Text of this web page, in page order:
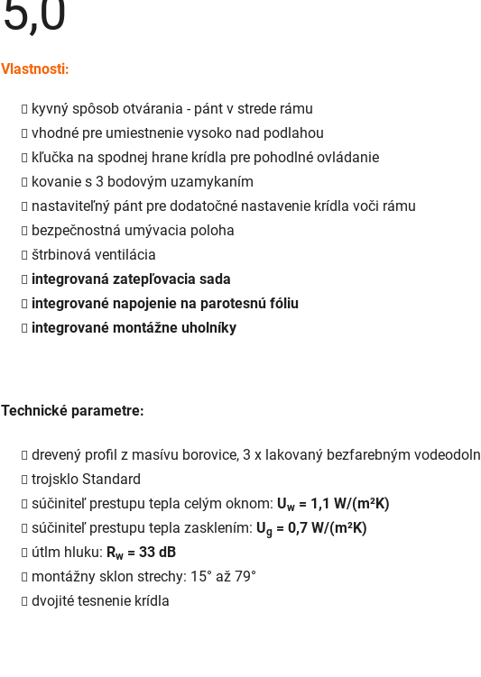
z
5
Vlastnosti:
kyvný spôsob otvárania - pánt v strede rámu
vhodné pre umiestnenie vysoko nad podlahou
kľučka na spodnej hrane krídla pre pohodlné ovládanie
kovanie s 3 bodovým uzamykaním
nastaviteľný pánt pre dodatočné nastavenie krídla voči rámu
bezpečnostná umývacia poloha
štrbinová ventilácia
integrovaná zatepľovacia sada
integrované napojenie na parotesnú fóliu
integrované montážne uholníky
Technické parametre:
drevený profil z masívu borovice, 3 x lakovaný bezfarebným
trojsklo Standard
súčiniteľ prestupu tepla celým oknom: Uw = 1,1 W/(m²K)
súčiniteľ prestupu tepla zasklením: Ug = 0,7 W/(m²K)
útlm hluku: Rw = 33 dB
montážny sklon strechy: 15° až 79°
dvojité tesnenie krídla